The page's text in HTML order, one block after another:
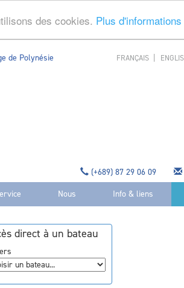
des cookies. Plus d'informations
de Polynésie FRANÇAIS |
(+689) 87 29 06 09
Nous Info & liens
direct à un bateau